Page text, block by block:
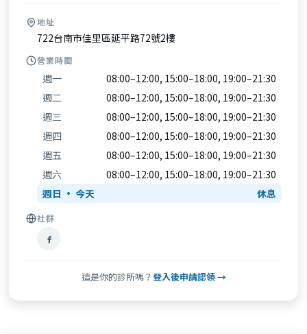
地址
722台南市佳里區延平路72號2樓
營業時間
週一
08:00–12:00, 15:00–18:00, 19:00–21:30
週二
08:00–12:00, 15:00–18:00, 19:00–21:30
週三
08:00–12:00, 15:00–18:00, 19:00–21:30
週四
08:00–12:00, 15:00–18:00, 19:00–21:30
週五
08:00–12:00, 15:00–18:00, 19:00–21:30
週六
08:00–12:00, 15:00–18:00, 19:00–21:30
週日
休息
社群
這是你的診所嗎？ 登入後申請認領 →